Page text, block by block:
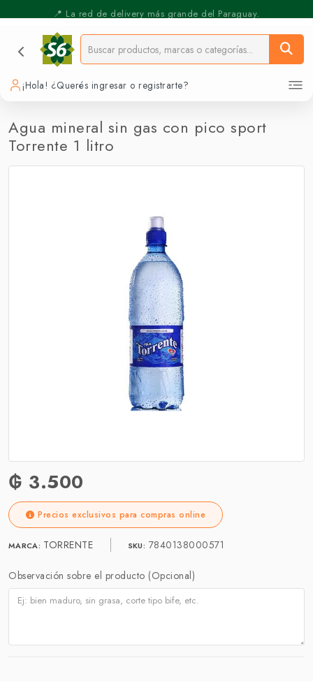
📍 La red de delivery más grande del Paraguay.
⚡️ Pickup Express - Retirás en 30 min.
¡Hola! ¿Querés ingresar o registrarte?
Agua mineral sin gas con pico sport
Torrente 1 litro
₲ 3.500
Precios exclusivos para compras online
MARCA: TORRENTE SKU: 7840138000571
Observación sobre el producto (Opcional)